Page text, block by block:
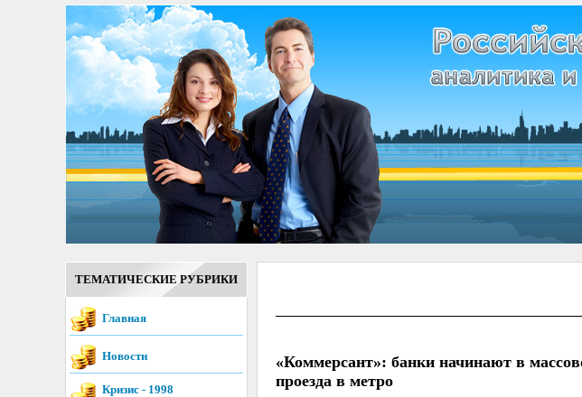
ТЕМАТИЧЕСКИЕ РУБРИКИ
Главная
Новости
Кризис - 1998
«Коммерсант»: банки начинают в
проезда в метро